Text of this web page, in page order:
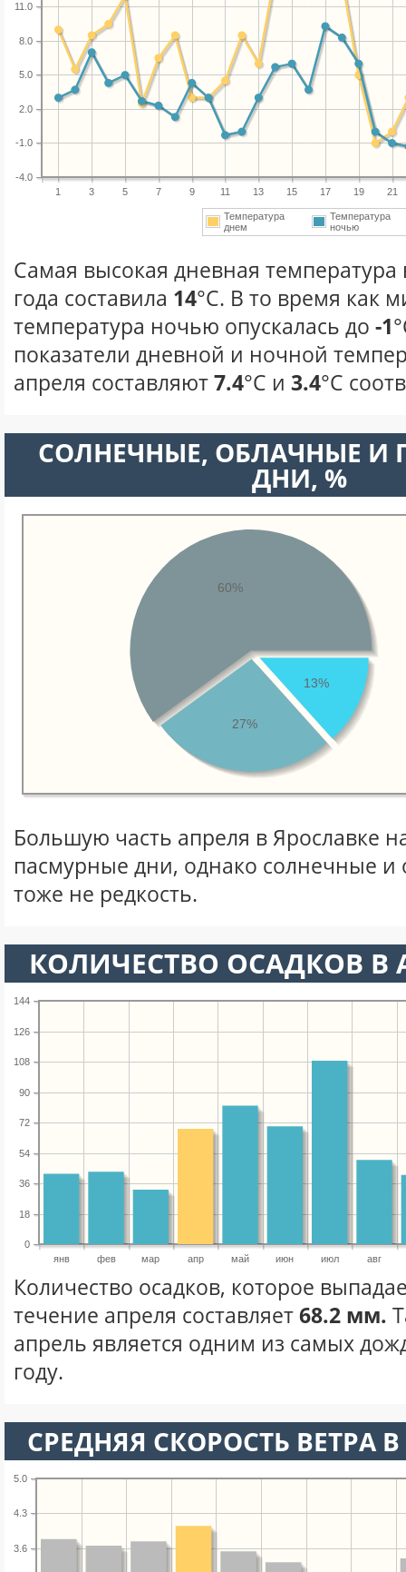
1 3 5 7 9 11 13 15 17 19 21
-4.0
-1.0
2.0
5.0
8.0
11.0
Температура
днем
Температура
ночью
Самая высокая дневная температура
года составила 14°С. В то время как
температура ночью опускалась до -1
показатели дневной и ночной
апреля составляют7.4°С и 3.4°С
CОЛНЕЧНЫЕ, ОБЛАЧНЫЕ И
ДНИ, %
13%
27%
60%
Большую часть апреля в Ярославке
пасмурные дни, однако солнечные
тоже не редкость.
КОЛИЧЕСТВО ОСАДКОВ В
янв фев мар апр май июн июл авг
0
18
36
54
72
90
108
126
144
Количество осадков, которое
течение апреля составляет68.2 мм.
апрель является одним из самых
году.
СРЕДНЯЯ СКОРОСТЬ ВЕТРА
3.6
4.3
5.0